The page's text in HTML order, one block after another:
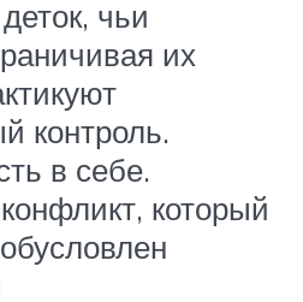
чьи
их
контроль.
в себе.
который